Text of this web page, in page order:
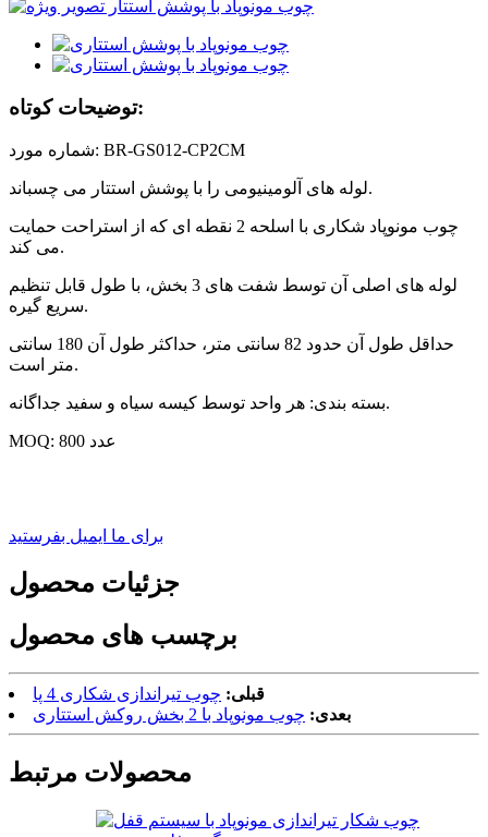
توضیحات کوتاه:
شماره مورد: BR-GS012-CP2CM
لوله های آلومینیومی را با پوشش استتار می چسباند.
چوب مونوپاد شکاری با اسلحه 2 نقطه ای که از استراحت حمایت
می کند.
لوله های اصلی آن توسط شفت های 3 بخش، با طول قابل تنظیم
سریع گیره.
حداقل طول آن حدود 82 سانتی متر، حداکثر طول آن 180 سانتی
متر است.
بسته بندی: هر واحد توسط کیسه سیاه و سفید جداگانه.
MOQ: 800 عدد
برای ما ایمیل بفرستید
جزئیات محصول
برچسب های محصول
قبلی: چوب تیراندازی شکاری 4 پا
بعدی: چوب مونوپاد با 2 بخش روکش استتاری
محصولات مرتبط